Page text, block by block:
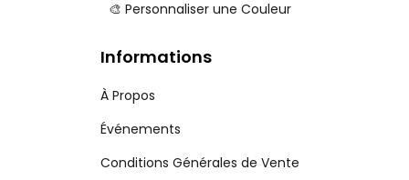
🎨 Personnaliser une Couleur
Informations
À Propos
Événements
Conditions Générales de Vente